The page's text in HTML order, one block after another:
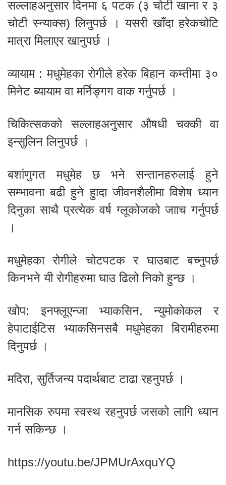
सल्लाहअनुसार दिनमा ६ पटक (३ चोटी खाना र ३
चोटी स्न्याक्स) लिनुपर्छ । यसरी खाँदा हरेकचोटि
मात्रा मिलाएर खानुपर्छ ।
व्यायाम : मधुमेहका रोगीले हरेक बिहान कम्तीमा ३०
मिनेट ब्यायाम वा मर्निङ्गग वाक गर्नुपर्छ ।
चिकित्सकको सल्लाहअनुसार औषधी चक्की वा
इन्सुलिन लिनुपर्छ ।
बशांणुगत मधुमेह छ भने सन्तानहरुलाई हुने
सम्भावना बढी हुने हुादा जीवनशैलीमा विशेष ध्यान
दिनुका साथै प्रत्येक वर्ष ग्लूकोजको जााच गर्नुपर्छ
।
मधुमेहका रोगीले चोटपटक र घाउबाट बच्नुपर्छ
किनभने यी रोगीहरुमा घाउ ढिलो निको हुन्छ ।
खोप: इनफ्लूएन्जा भ्याकसिन, न्युमोकोकल र
हेपाटाईटिस भ्याकसिनसबै मधुमेहका बिरामीहरुमा
दिनुपर्छ ।
मदिरा, सुर्तिजन्य पदार्थबाट टाढा रहनुपर्छ ।
मानसिक रुपमा स्वस्थ रहनुपर्छ जसको लागि ध्यान
गर्न सकिन्छ ।
https://youtu.be/JPMUrAxquYQ